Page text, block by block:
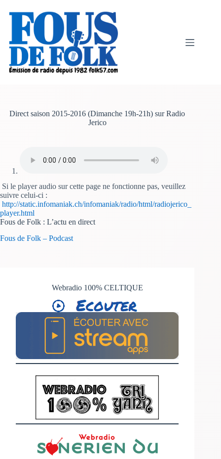
Direct saison 2015-2016 (Dimanche 19h-21h) sur Radio
Jerico
Si le player audio sur cette page ne fonctionne pas, veuillez
suivre celui-ci :
http://static.infomaniak.ch/infomaniak/radio/html/radiojerico_
player.html
Fous de Folk : L’actu en direct
Fous de Folk – Podcast
Webradio 100% CELTIQUE